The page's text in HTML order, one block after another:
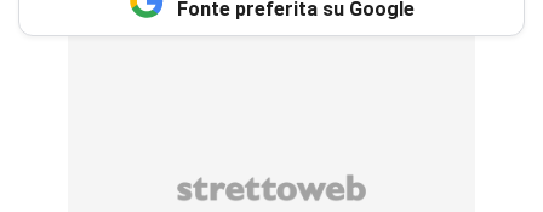
Fonte preferita su Google